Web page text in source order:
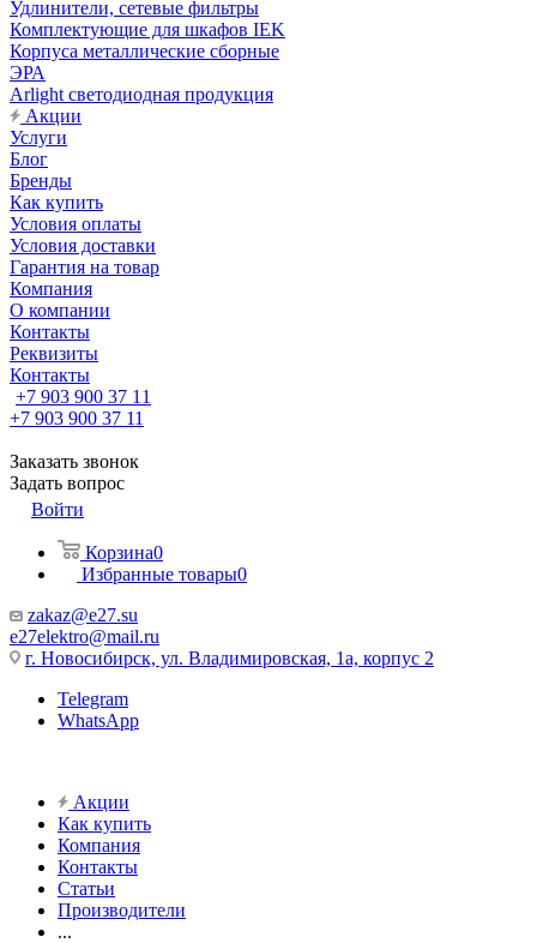
Удлинители, сетевые фильтры
Комплектующие для шкафов IEK
Корпуса металлические сборные
ЭРА
Arlight светодиодная продукция
Акции
Услуги
Блог
Бренды
Как купить
Условия оплаты
Условия доставки
Гарантия на товар
Компания
О компании
Контакты
Реквизиты
Контакты
+7 903 900 37 11
+7 903 900 37 11
Заказать звонок
Задать вопрос
Войти
Корзина0
Избранные товары0
zakaz@e27.su
e27elektro@mail.ru
г. Новосибирск, ул. Владимировская, 1а, корпус 2
Telegram
WhatsApp
Акции
Как купить
Компания
Контакты
Статьи
Производители
...